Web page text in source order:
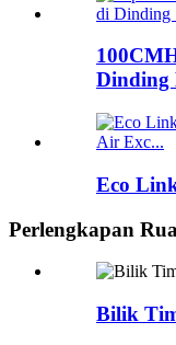
Dinding
Eco
Perlengkapan
Bilik